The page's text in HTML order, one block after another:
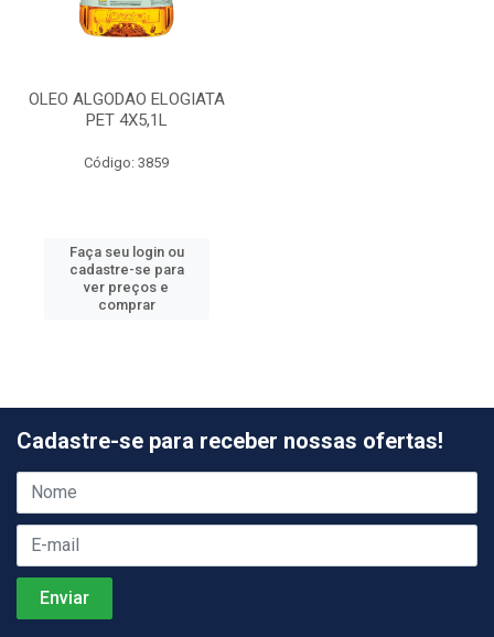
OLEO ALGODAO ELOGIATA
PET 4X5,1L
Código: 3859
Faça seu login ou
cadastre-se para
ver preços e
comprar
Cadastre-se para receber nossas ofertas!